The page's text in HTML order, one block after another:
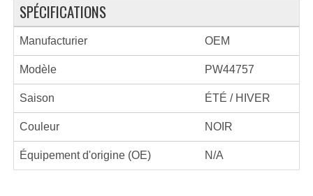
SPÉCIFICATIONS
Manufacturier OEM
Modèle PW44757
Saison ÉTÉ / HIVER
Couleur NOIR
Équipement d'origine (OE) N/A